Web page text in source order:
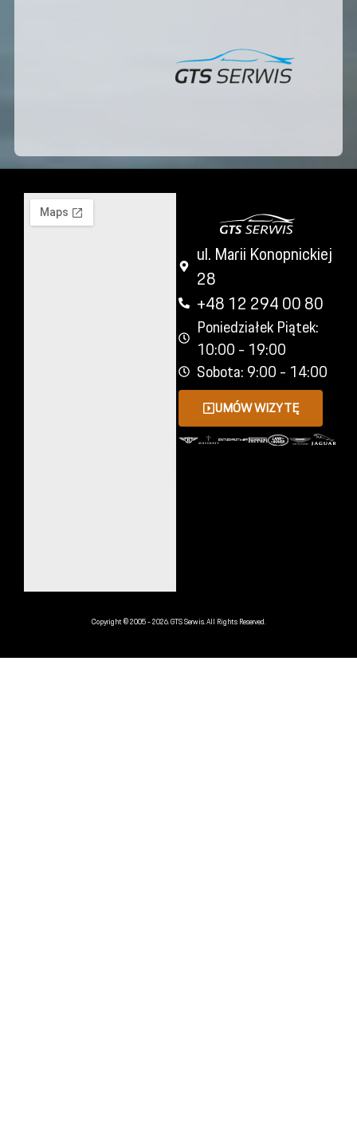
ul. Marii Konopnickiej
28
+48 12 294 00 80
Poniedziałek Piątek:
10:00 - 19:00
Sobota: 9:00 - 14:00
UMÓW WIZYTĘ
Copyright © 2005 - 2026. GTS Serwis. All Rights Reserved.